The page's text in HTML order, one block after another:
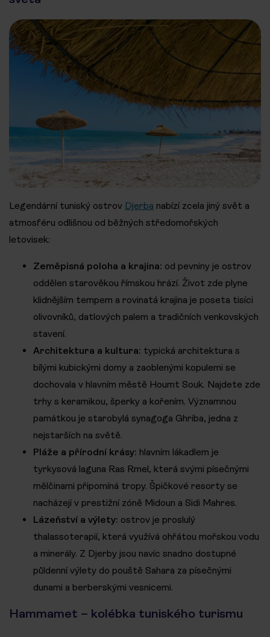
Legendární tuniský ostrov Djerba nabízí zcela jiný svět a
atmosféru odlišnou od běžných středomořských
letovisek:
Zeměpisná poloha a krajina: od pevniny je ostrov
oddělen starověkou římskou hrází. Život zde plyne
klidnějším tempem a rovinatá krajina je poseta tisíci
olivovníků, datlových palem a tradičních venkovských
stavení.
Architektura a kultura: typická architektura s
bílými kubickými domy a zaoblenými kopulemi se
dochovala v hlavním městě Houmt Souk. Najdete zde
trhy s keramikou, šperky a kořením. Významnou
památkou je starobylá synagoga Ghriba, jedna z
nejstarších na světě.
Pláže a přírodní krásy: hlavním lákadlem je
tyrkysová laguna Ras Rmel, která svými písečnými
mělčinami připomíná tropy. Špičkové resorty se
nacházejí v prestižní zóně Midoun a Sidi Mahres.
Lázeňství a výlety: ostrov je proslulý
thalassoterapií, která využívá ohřátou mořskou vodu
a minerály. Z Djerby jsou navíc snadno dostupné
půldenní výlety do pouště Sahara za písečnými
dunami a berberskými vesnicemi.
Hammamet – kolébka tuniského turismu